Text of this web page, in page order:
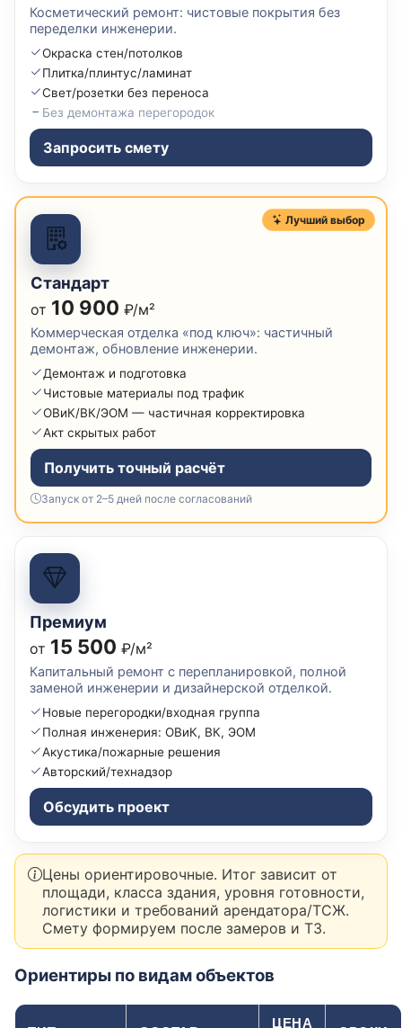
Косметический ремонт: чистовые покрытия без
переделки инженерии.
Окраска стен/потолков
Плитка/плинтус/ламинат
Свет/розетки без переноса
Без демонтажа перегородок
Запросить смету
Лучший выбор
Стандарт
от 10 900 ₽/м²
Коммерческая отделка «под ключ»: частичный
демонтаж, обновление инженерии.
Демонтаж и подготовка
Чистовые материалы под трафик
ОВиК/ВК/ЭОМ — частичная корректировка
Акт скрытых работ
Получить точный расчёт
Запуск от 2–5 дней после согласований
Премиум
от 15 500 ₽/м²
Капитальный ремонт с перепланировкой, полной
заменой инженерии и дизайнерской отделкой.
Новые перегородки/входная группа
Полная инженерия: ОВиК, ВК, ЭОМ
Акустика/пожарные решения
Авторский/технадзор
Обсудить проект
Цены ориентировочные. Итог зависит от
площади, класса здания, уровня готовности,
логистики и требований арендатора/ТСЖ.
Смету формируем после замеров и ТЗ.
Ориентиры по видам объектов
ЦЕНА